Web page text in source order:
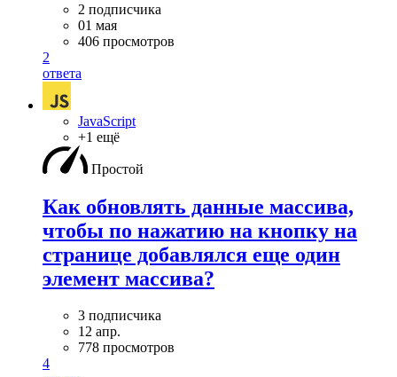
2 подписчика
01 мая
406 просмотров
2
ответа
JavaScript
+1 ещё
Простой
Как обновлять данные массива,
чтобы по нажатию на кнопку на
странице добавлялся еще один
элемент массива?
3 подписчика
12 апр.
778 просмотров
4